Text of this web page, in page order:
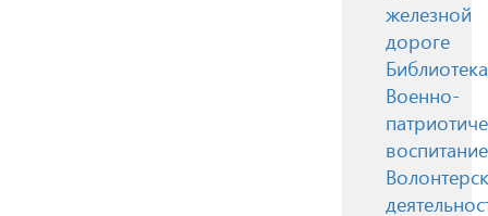
железной
дороге
Библиотека
Военно-
воспитание